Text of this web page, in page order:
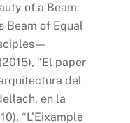
of a Beam:
Beam of Equal
“El paper
del
en la
“L’Eixample